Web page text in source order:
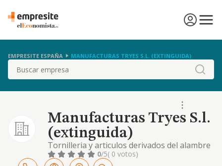
EMPRESITE ESPAÑA MANUFACTURAS TRYES S.L. (EXTINGUIDA)
Buscar
Manufacturas Tryes S.l.
(extinguida)
Tornilleria y articulos derivados del alambre
0/5( 0 votos)